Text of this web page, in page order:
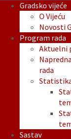
Gradsko vijeće
O Vijeću
Novosti
Program rada
Aktuelni
rada
Sastav